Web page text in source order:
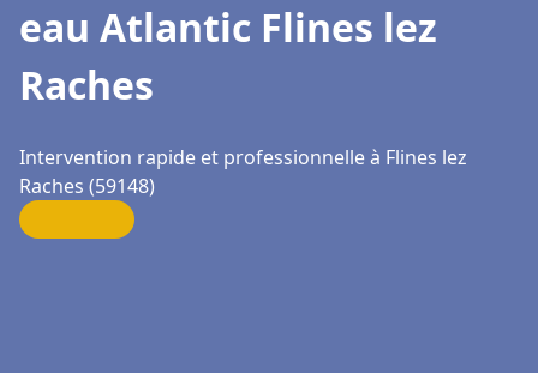
eau Atlantic Flines lez
Raches
Intervention rapide et professionnelle à Flines lez
Raches (59148)